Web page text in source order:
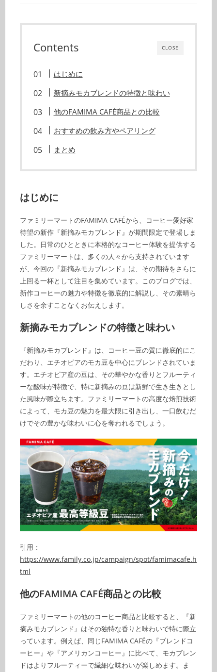
CLOSE
Contents
はじめに
新摘みモカブレンドの特徴と味わい
他のFAMIMA CAFÉ商品との比較
おすすめの飲み方やペアリング
まとめ
はじめに
ファミリーマートのFAMIMA CAFÉから、コーヒー愛好家
待望の新作『新摘みモカブレンド』が期間限定で登場しま
した。日常のひとときに本格的なコーヒー体験を提供する
ファミリーマートは、多くの人々から支持されています
が、今回の『新摘みモカブレンド』は、その期待をさらに
上回る一杯として注目を集めています。このブログでは、
新作コーヒーの魅力や特徴を徹底的に解説し、その素晴ら
しさを余すことなくお伝えします。
新摘みモカブレンドの特徴と味わい
『新摘みモカブレンド』は、コーヒー豆の質に徹底的にこ
だわり、エチオピアのモカ豆を中心にブレンドされていま
す。エチオピア産の豆は、その華やかな香りとフルーティ
ーな酸味が特徴で、特に新摘みの豆は新鮮で生き生きとし
た風味が際立ちます。ファミリーマートの高度な焙煎技術
によって、モカ豆の魅力を最大限に引き出し、一口飲むだ
けでその豊かな味わいに心を奪われるでしょう。
引用：
https://www.family.co.jp/campaign/spot/famimacafe.h
tml
他のFAMIMA CAFÉ商品との比較
ファミリーマートの他のコーヒー商品と比較すると、『新
摘みモカブレンド』はその独特な香りと味わいで特に際立
っています。例えば、同じFAMIMA CAFÉの『ブレンドコ
ーヒー』や『アメリカンコーヒー』に比べて、モカブレン
ドはよりフルーティーで繊細な味わいが楽しめます。ま